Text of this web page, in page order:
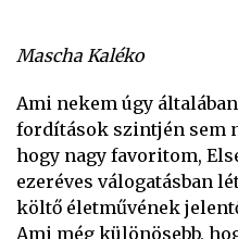
Mascha Kaléko
Ami nekem úgy
fordítások szintjén sem
hogy nagy favoritom,
ezeréves válogatásban
költő életművének
Ami még különösebb,